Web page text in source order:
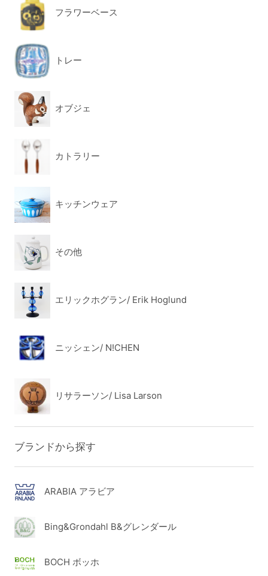
フラワーベース
トレー
オブジェ
カトラリー
キッチンウェア
その他
エリックホグラン/ Erik Hoglund
ニッシェン/ N!CHEN
リサラーソン/ Lisa Larson
ブランドから探す
ARABIA アラビア
Bing&Grondahl B&グレンダール
BOCH ボッホ